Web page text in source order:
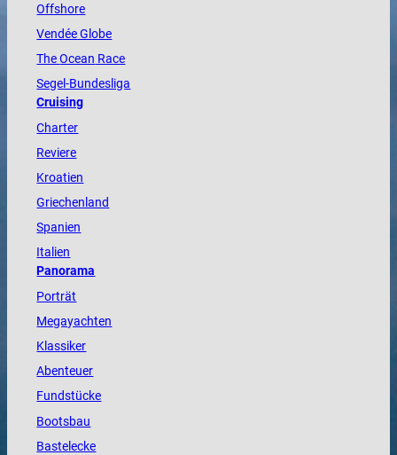
Offshore
VendéeGlobe
TheOcean Race
Segel-Bundesliga
Cruising
Charter
Reviere
Kroatien
Griechenland
Spanien
Italien
Panorama
Porträt
Megayachten
Klassiker
Abenteuer
Fundstücke
Bootsbau
Bastelecke